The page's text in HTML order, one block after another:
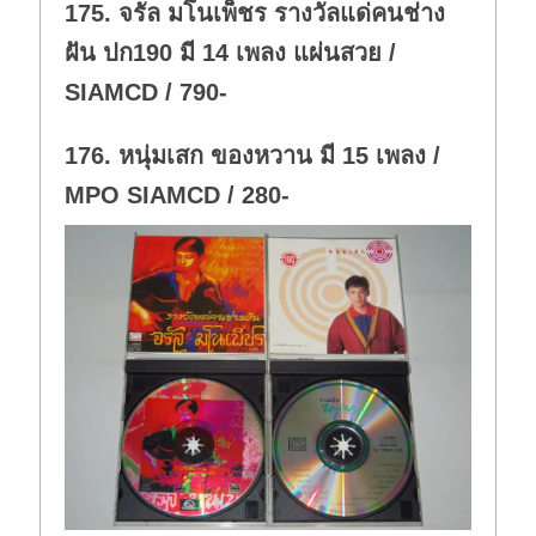
n
.
175. จรัล มโนเพ็ชร รางวัลแด่คนช่าง
ฝัน ปก190 มี 14 เพลง แผ่นสวย /
SIAMCD / 790-
176. หนุ่มเสก ของหวาน มี 15 เพลง /
MPO SIAMCD / 280-